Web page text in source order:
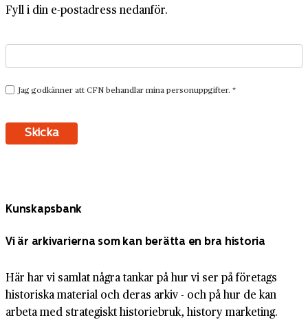
Fyll i din e-postadress nedanför.
Kunskapsbank
Vi är arkivarierna som kan berätta en bra historia
Här har vi samlat några tankar på hur vi ser på företags
historiska material och deras arkiv - och på hur de kan
arbeta med strategiskt historiebruk, history marketing.